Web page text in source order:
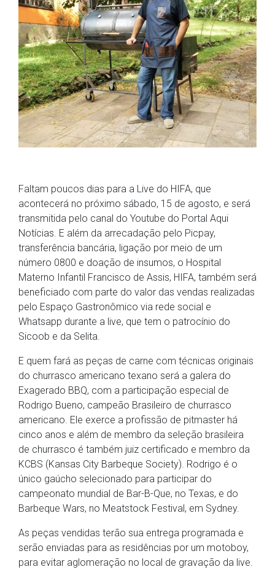
Faltam poucos dias para a Live do HIFA, que
acontecerá no próximo sábado, 15 de agosto, e será
transmitida pelo canal do Youtube do Portal Aqui
Notícias. E além da arrecadação pelo Picpay,
transferência bancária, ligação por meio de um
número 0800 e doação de insumos, o Hospital
Materno Infantil Francisco de Assis, HIFA, também será
beneficiado com parte do valor das vendas realizadas
pelo Espaço Gastronômico via rede social e
Whatsapp durante a live, que tem o patrocínio do
Sicoob e da Selita.
E quem fará as peças de carne com técnicas originais
do churrasco americano texano será a galera do
Exagerado BBQ, com a participação especial de
Rodrigo Bueno, campeão Brasileiro de churrasco
americano. Ele exerce a profissão de pitmaster há
cinco anos e além de membro da seleção brasileira
de churrasco é também juiz certificado e membro da
KCBS (Kansas City Barbeque Society). Rodrigo é o
único gaúcho selecionado para participar do
campeonato mundial de Bar-B-Que, no Texas, e do
Barbeque Wars, no Meatstock Festival, em Sydney.
As peças vendidas terão sua entrega programada e
serão enviadas para as residências por um motoboy,
para evitar aglomeração no local de gravação da live.